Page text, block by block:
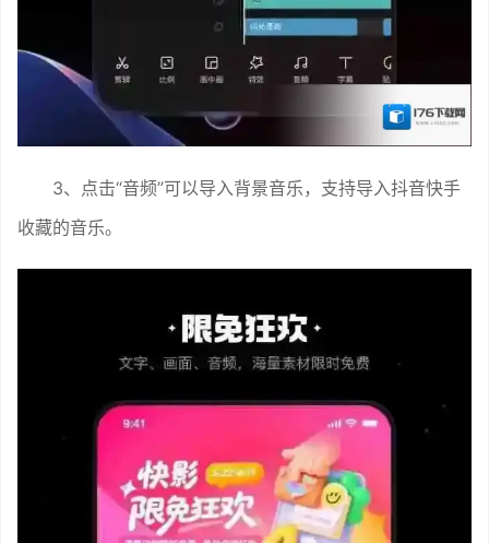
3、点击“音频”可以导入背景音乐，支持导入抖音快手
收藏的音乐。